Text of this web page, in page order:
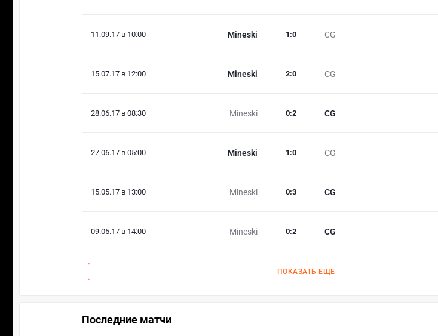
11.09.17 в 10:00 Mineski CG
1 :0
15.07.17 в 12:00 Mineski CG
2:0
28.06.17 в 08:30 Mineski CG
0:2
27.06.17 в 05:00 Mineski CG
1 :0
15.05.17 в 13:00 Mineski CG
0:3
09.05.17 в 14:00 Mineski CG
0:2
ПОКАЗАТЬ ЕЩЕ
Последние матчи